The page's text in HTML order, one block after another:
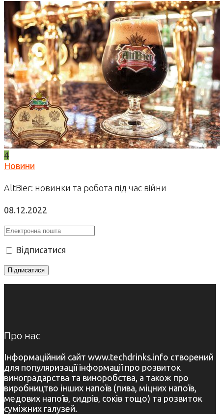
4
Новини
AltBier: новинки та робота під час війни
08.12.2022
Відписатися
Про нас
Інформаційний сайт www.techdrinks.info створений
для популяризації інформації про розвиток
виноградарства та виноробства, а також про
виробництво інших напоїв (пива, міцних напоїв,
медових напоїв, сидрів, соків тощо) та розвиток
суміжних галузей.